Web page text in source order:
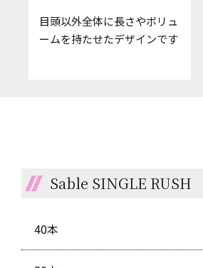
目頭以外全体に長さやボリュ
ームを持たせたデザインです
Sable SINGLE RUSH
40本